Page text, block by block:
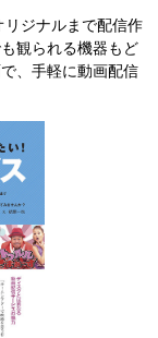
ジナルまで配信作
観られる機器もど
、手軽に動画配信